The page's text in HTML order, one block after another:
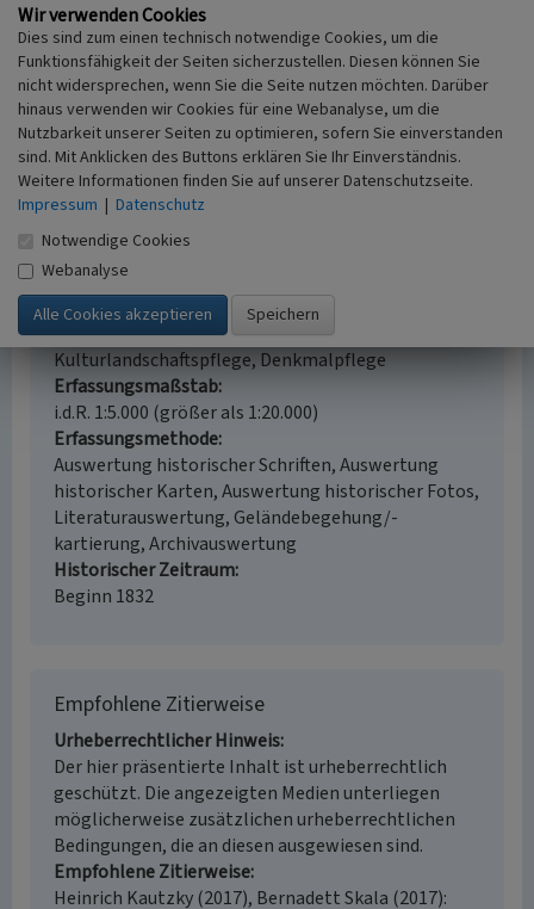
(Heinrich Kautzky und Bernadett Skala / Schleswig-
Holsteinischer Heimatbund e.V., 2017)
Halbmeilenstein Blumenthal der Chaussee
Altona-Kiel
Schlagwörter
Flurdenkmal Meilenstein (Entfernungsanzeiger)
Straße / Hausnummer
An der B4 / L318
Ort
24241 Blumenthal
Fachsicht(en)
Kulturlandschaftspflege, Denkmalpflege
Erfassungsmaßstab
i.d.R. 1:5.000 (größer als 1:20.000)
Erfassungsmethode
Auswertung historischer Schriften, Auswertung
historischer Karten, Auswertung historischer Fotos,
Literaturauswertung, Geländebegehung/-
kartierung, Archivauswertung
Historischer Zeitraum
Beginn 1832
Empfohlene Zitierweise
Urheberrechtlicher Hinweis
Der hier präsentierte Inhalt ist urheberrechtlich
geschützt. Die angezeigten Medien unterliegen
möglicherweise zusätzlichen urheberrechtlichen
Bedingungen, die an diesen ausgewiesen sind.
Empfohlene Zitierweise
Heinrich Kautzky (2017), Bernadett Skala (2017):
Wir verwenden Cookies
Dies sind zum einen technisch notwendige Cookies, um die
Funktionsfähigkeit der Seiten sicherzustellen. Diesen können Sie
nicht widersprechen, wenn Sie die Seite nutzen möchten. Darüber
hinaus verwenden wir Cookies für eine Webanalyse, um die
Nutzbarkeit unserer Seiten zu optimieren, sofern Sie einverstanden
sind. Mit Anklicken des Buttons erklären Sie Ihr Einverständnis.
Weitere Informationen finden Sie auf unserer Datenschutzseite.
Impressum | Datenschutz
Notwendige Cookies
Webanalyse